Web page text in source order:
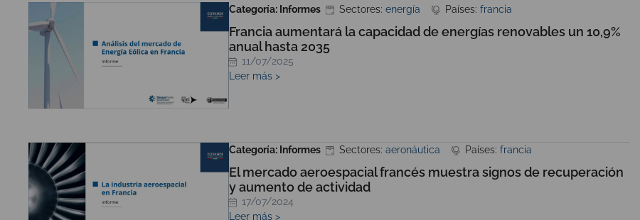
Categoría: Informes Sectores: energía Países: francia
Francia aumentará la capacidad de energías renovables un 10,9%
anual hasta 2035
11/07/2025
Leer más >
Categoría: Informes Sectores: aeronáutica Países: francia
El mercado aeroespacial francés muestra signos de recuperación
y aumento de actividad
17/07/2024
Leer más >